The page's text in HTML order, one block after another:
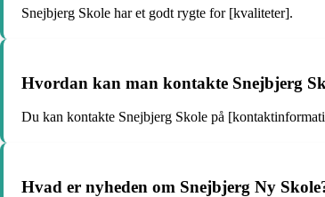
Snejbjerg Skole har et godt rygte for [kvaliteter].
Hvordan kan man kontakte Snejbjerg
Du kan kontakte Snejbjerg Skole på
Hvad er nyheden om Snejbjerg Ny